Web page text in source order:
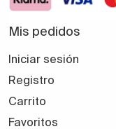
Mis pedidos
Iniciar sesión
Registro
Carrito
Favoritos